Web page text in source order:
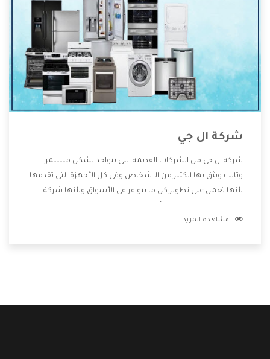
شركة ال جي
شركة ال جي من الشركات القديمة التى تتواجد بشكل مستمر
وثابت ويثق بها الكثير من الاشخاص وفى كل الأجهزة التى تقدمها
لأنها تعمل على تطوير كل ما يتوافر فى الأسواق ولأنها شركة
وتقدم للعملاء أقوى العروض والخصومات التى تسهل على
مشاهدة المزيد